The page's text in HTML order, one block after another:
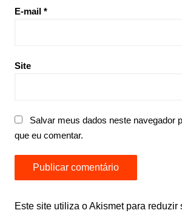
E-mail *
Site
Salvar meus dados neste navegador
que eu comentar.
Este site utiliza o Akismet para reduzir